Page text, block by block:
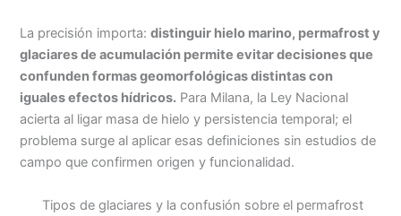
La precisión importa:distinguir hielo marino, permafrost y
glaciares de acumulación permite evitar decisiones que
confunden formas geomorfológicas distintas con
iguales efectos hídricos. Para Milana, la Ley Nacional
acierta al ligar masa de hielo y persistencia temporal; el
problema surge al aplicar esas definiciones sin estudios de
campo que confirmen origen y funcionalidad.
Tipos de glaciares y la confusión sobre el permafrost